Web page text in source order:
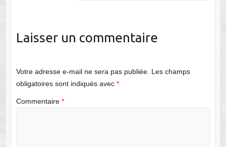
Laisser un commentaire
Votre adresse e-mail ne sera pas publiée. Les champs
obligatoires sont indiqués avec *
Commentaire *